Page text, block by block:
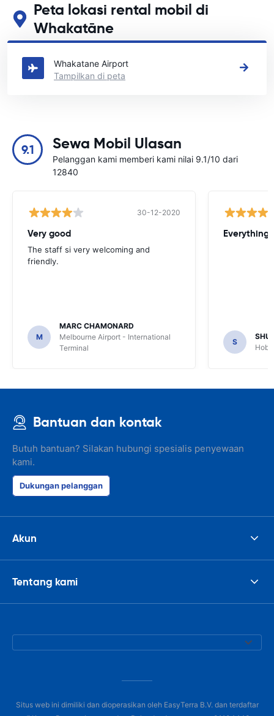
Peta lokasi rental mobil di
Whakatāne
Lihat lokasi persewaan mobil utama kami di Whakatāne
Whakatane Airport
Tampilkan di peta
9.1 Sewa Mobil Ulasan
Pelanggan kami memberi kami nilai 9.1/10 dari
12840
30-12-2020
Very good
The staff si very welcoming and
friendly.
M
MARC CHAMONARD
Melbourne Airport - International
Terminal
Everything
S
Bantuan dan kontak
Butuh bantuan? Silakan hubungi spesialis penyewaan
kami.
Dukungan pelanggan
Akun
Tentang kami
Situs web ini dimiliki dan dioperasikan oleh EasyTerra B.V. dan terdaftar